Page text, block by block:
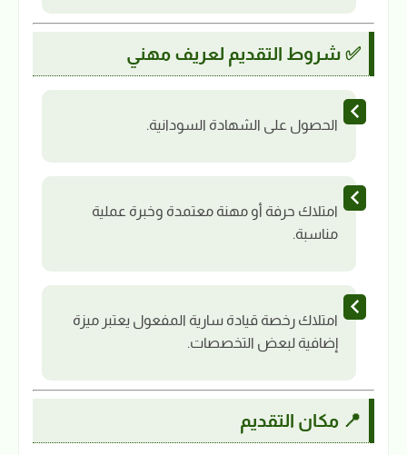
✅ شروط التقديم لعريف مهني
الحصول على الشهادة السودانية.
امتلاك حرفة أو مهنة معتمدة وخبرة عملية
مناسبة.
امتلاك رخصة قيادة سارية المفعول يعتبر ميزة
إضافية لبعض التخصصات.
📍 مكان التقديم